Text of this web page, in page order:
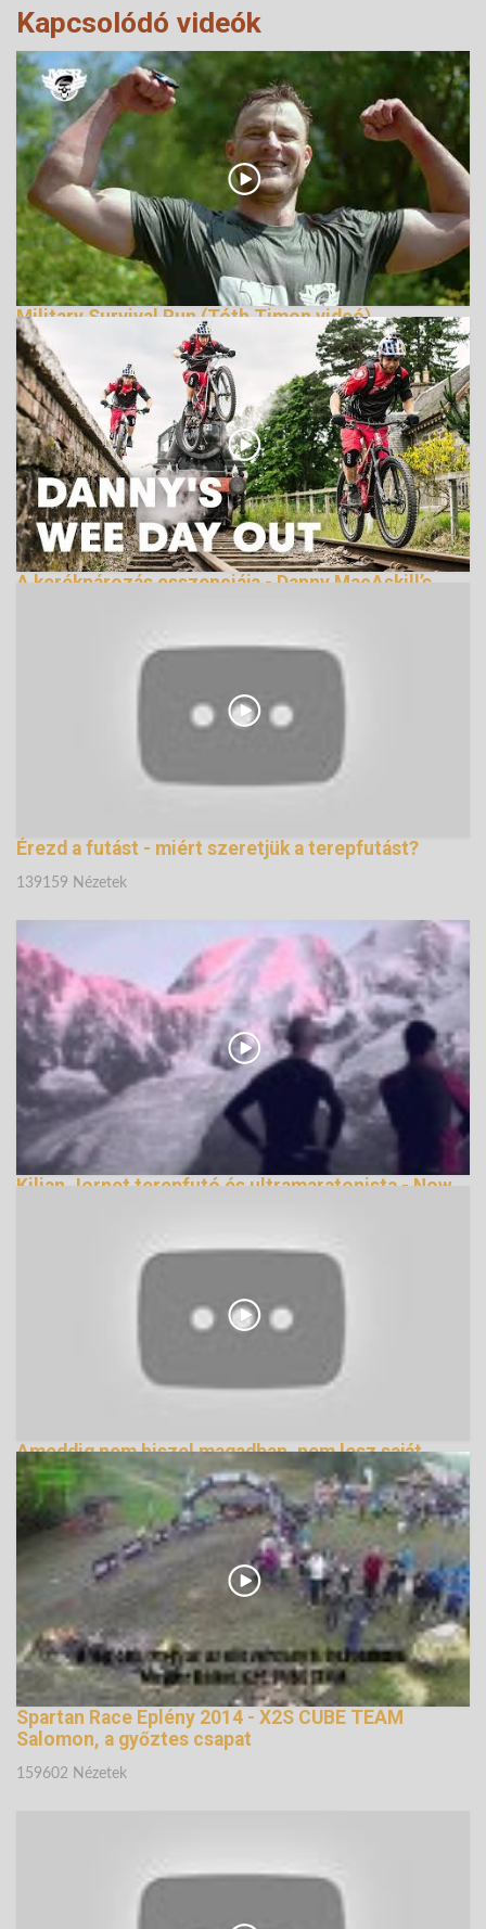
Kapcsolódó videók
Military Survival Run (Tóth Timon videó)
165649 Nézetek
A kerékpározás esszenciája - Danny MacAskill’s
Érezd a futást - miért szeretjük a terepfutást?
139159 Nézetek
Kilian Jornet terepfutó és ultramaratonista - Now
Ameddig nem hiszel magadban, nem lesz saját
életed
159274 Nézetek
Spartan Race Eplény 2014 - X2S CUBE TEAM
Salomon, a győztes csapat
159602 Nézetek